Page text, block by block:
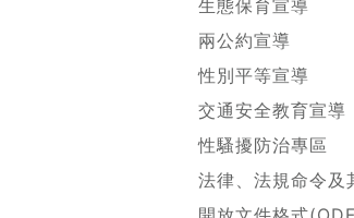
生態保育宣導
兩公約宣導
性別平等宣導
交通安全教育宣導
性騷擾防治專區
法律、法規命令及